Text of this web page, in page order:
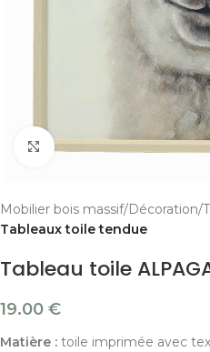
Cliquer pour agrandir
Mobilier bois massif Décoration
Tableaux toile tendue
Tableau toile
19.00 €
Matière : toile imprimée avec